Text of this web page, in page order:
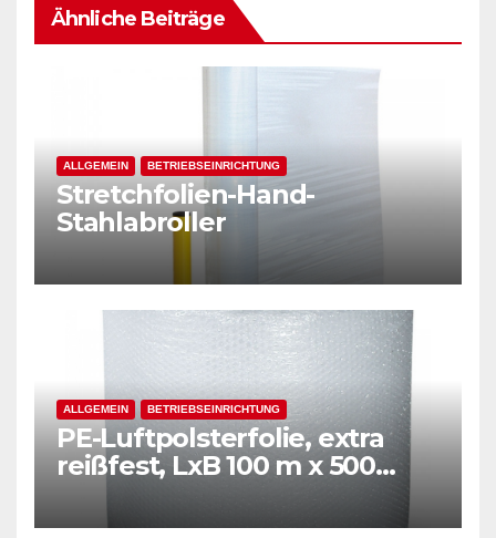
Ähnliche Beiträge
ALLGEMEIN BETRIEBSEINRICHTUNG
Stretchfolien-Hand-
Stahlabroller
ALLGEMEIN BETRIEBSEINRICHTUNG
PE-Luftpolsterfolie, extra
reißfest, LxB 100 m x 500
mm, Stärke 50 mµ, 2-Schicht-
Folie, transparent